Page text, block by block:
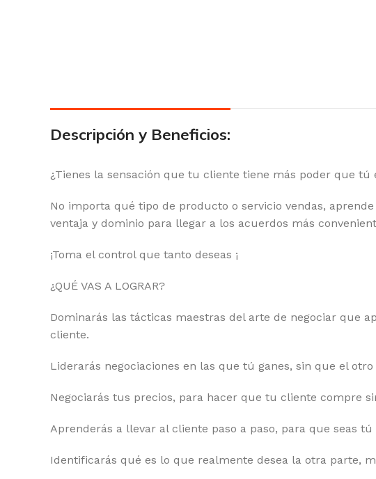
Descripción y Beneficios:
¿Tienes la sensación que tu cliente tiene más poder que
No importa qué tipo de producto o servicio vendas,
ventaja y dominio para llegar a los acuerdos más
¡Toma el control que tanto deseas ¡
¿QUÉ VAS A LOGRAR?
Dominarás las tácticas maestras del arte de negociar que
cliente.
Liderarás negociaciones en las que tú ganes, sin que el otro
Negociarás tus precios, para hacer que tu cliente compre
Aprenderás a llevar al cliente paso a paso, para que seas
Identificarás qué es lo que realmente desea la otra parte,